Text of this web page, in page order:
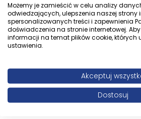
Możemy je zamieścić w celu analizy
odwiedzających, ulepszenia naszej strony
spersonalizowanych treści i zapewnienia
doświadczenia na stronie internetowej.
informacji na temat plików cookie, których
ustawienia.
Akceptuj
Dostosuj